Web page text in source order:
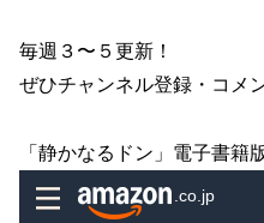
毎週３〜５更新！
ぜひチャンネル登録・コメ
「静かなるドン」電子書籍